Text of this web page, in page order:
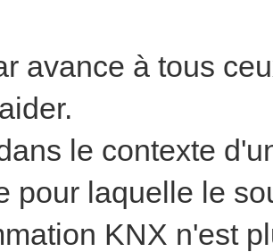
avance à tous
le contexte
pour laquelle le
KNX n'est